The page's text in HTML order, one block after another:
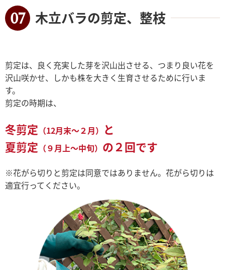
木立バラの剪定、整枝
剪定は、良く充実した芽を沢山出させる、つまり良い花を
沢山咲かせ、しかも株を大きく生育させるために行いま
す。
剪定の時期は、
冬剪定 （12月末～２月） と
夏剪定 （９月上～中旬） の２回です
※花がら切りと剪定は同意ではありません。花がら切りは
適宜行ってください。